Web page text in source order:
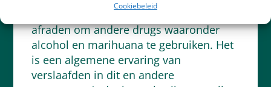
Cookiebeleid
Misschien verbaast het je dat we het
afraden om andere drugs waaronder
alcohol en marihuana te gebruiken. Het
is een algemene ervaring van
verslaafden in dit en andere